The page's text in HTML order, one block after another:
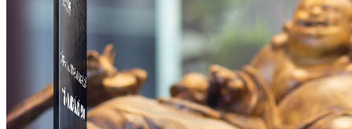
Simple Zalo